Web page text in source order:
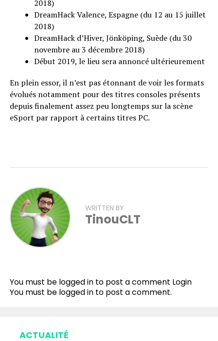
2018)
DreamHack Valence, Espagne (du 12 au 15 juillet
2018)
DreamHack d’Hiver, Jönköping, Suède (du 30
novembre au 3 décembre 2018)
Début 2019, le lieu sera annoncé ultérieurement
En plein essor, il n’est pas étonnant de voir les formats
évolués notamment pour des titres consoles présents
depuis finalement assez peu longtemps sur la scène
eSport par rapport à certains titres PC.
WRITTEN BY
TinouCLT
You must be logged in to post a comment Login
You must be logged in to post a comment.
ACTUALITÉ
Pinterest